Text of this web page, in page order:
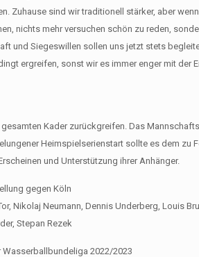
Zuhause sind wir traditionell stärker, aber
nichts mehr versuchen schön zu reden,
und Siegeswillen sollen uns jetzt stets
ergreifen, sonst wir es immer enger mit der
Kader zurückgreifen. Das
Heimspielserienstart sollte es dem
und Unterstützung ihrer Anhänger.
gegen Köln
Nikolaj Neumann, Dennis Underberg, Louis
Stepan Rezek
2022/2023